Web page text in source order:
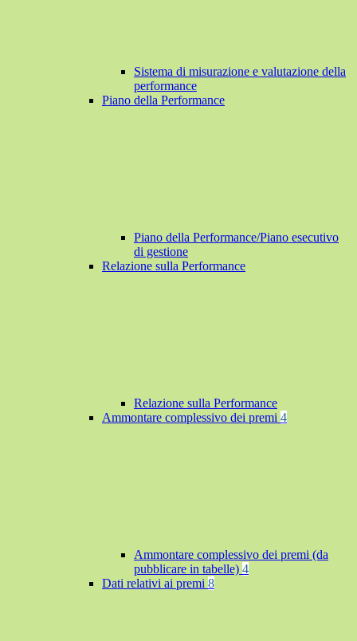
Sistema di misurazione e valutazione della
performance
Piano della Performance
Piano della Performance/Piano esecutivo
di gestione
Relazione sulla Performance
Relazione sulla Performance
Ammontare complessivo dei premi 4
Ammontare complessivo dei premi (da
pubblicare in tabelle) 4
Dati relativi ai premi 8